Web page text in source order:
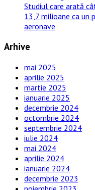
Studiul care arată
13,7 milioane ca un
aeronave
Arhive
mai 2025
aprilie 2025
martie 2025
ianuarie 2025
decembrie 2024
octombrie 2024
septembrie 2024
iulie 2024
mai 2024
aprilie 2024
ianuarie 2024
decembrie 2023